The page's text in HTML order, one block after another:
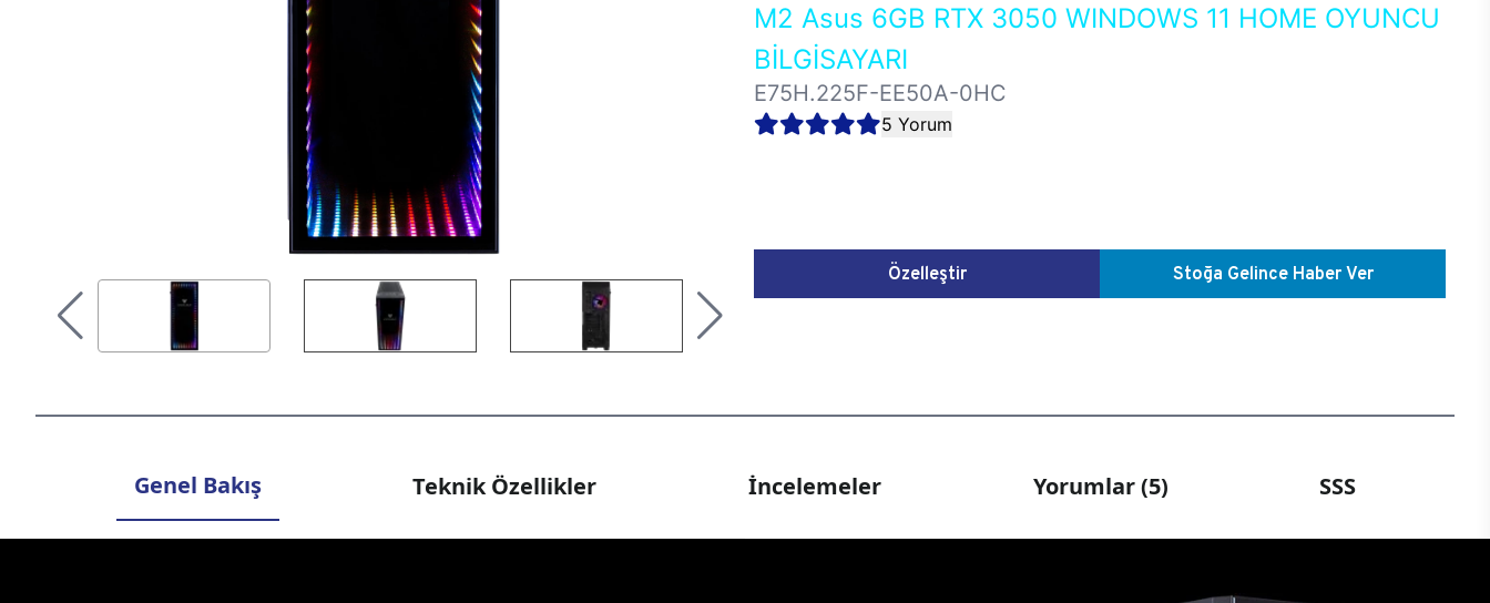
M2 Asus 6GB RTX 3050 WINDOWS 11 HOME OYUNCU
BİLGİSAYARI
E75H.225F-EE50A-0HC
5 Yorum
Özelleştir Stoğa Gelince Haber Ver
Genel Bakış Teknik Özellikler İncelemeler Yorumlar (5) SSS